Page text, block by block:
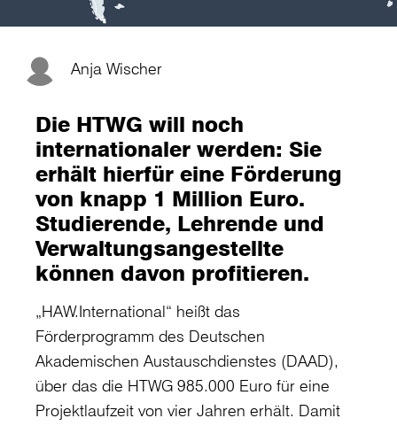
Anja Wischer
Die HTWG will noch
internationaler werden: Sie
erhält hierfür eine Förderung
von knapp 1 Million Euro.
Studierende, Lehrende und
Verwaltungsangestellte
können davon profitieren.
„HAW.International“ heißt das
Förderprogramm des Deutschen
Akademischen Austauschdienstes (DAAD),
über das die HTWG 985.000 Euro für eine
Projektlaufzeit von vier Jahren erhält. Damit